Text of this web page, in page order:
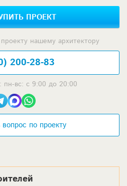
ПРОЕКТ
нашему архитектору
200-28-83
пн-вс: с 9:00 до 20:00
по проекту